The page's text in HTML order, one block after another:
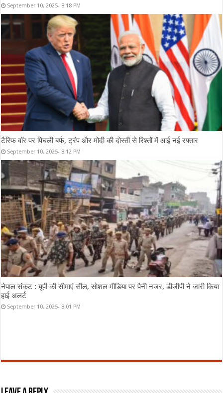
September 10, 2025- 8:18 PM
टैरिफ वॉर पर पिघली बर्फ, ट्रंप और मोदी की दोस्ती से रिश्तों में आई नई रफ्तार
September 10, 2025- 8:12 PM
नेपाल संकट : यूपी की सीमाएं सील, सोशल मीडिया पर पैनी नजर, डीजीपी ने जारी किया
हाई अलर्ट
September 10, 2025- 8:01 PM